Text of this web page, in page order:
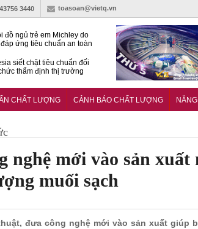
3440 toasoan@vietq.vn
đồ ngủ trẻ em Michley do
ứng tiêu chuẩn an toàn
siết chặt tiêu chuẩn đối
thẩm định thị trường
chuẩn quản lý an toàn
CHẤT LƯỢNG CẢNH BÁO CHẤT LƯỢNG
nghệ mới vào sản xuất
muối sạch
đưa công nghệ mới vào sản xuất giúp